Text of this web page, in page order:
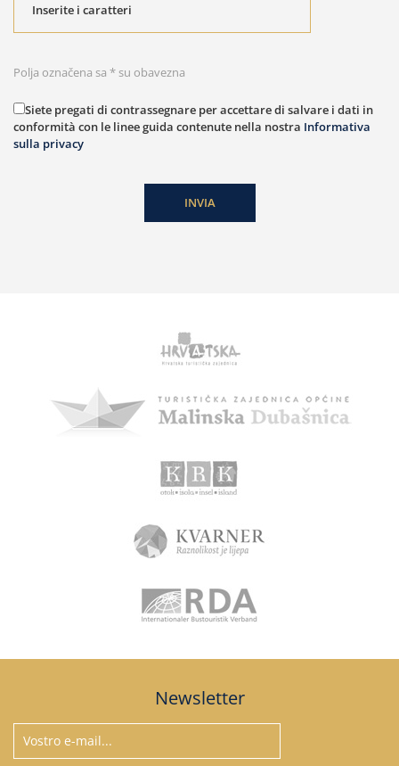
Polja označena sa * su obavezna
Siete pregati di contrassegnare per accettare di salvare i dati in
conformità con le linee guida contenute nella nostra Informativa
sulla privacy
Newsletter